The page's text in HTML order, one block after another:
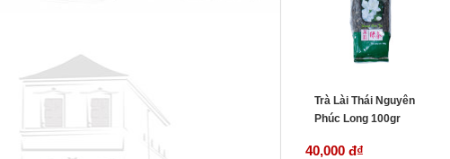
Trà Lài Thái Nguyên
Phúc Long 100gr
40,000 đ₫